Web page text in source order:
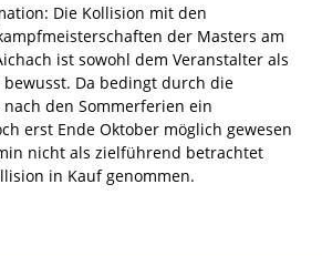
Die Kollision mit den
der Masters am
ist sowohl dem Veranstalter als
Da bedingt durch die
den Sommerferien ein
erst Ende Oktober möglich gewesen
nicht als zielführend betrachtet
in Kauf genommen.